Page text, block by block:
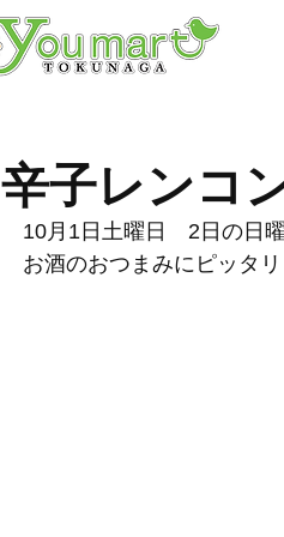
辛子レンコ
10月1日土曜日　2日の日
お酒のおつまみにピッタ